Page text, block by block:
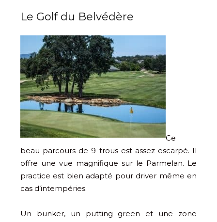
Le Golf du Belvédère
Ce
beau parcours de 9 trous est assez escarpé. Il
offre une vue magnifique sur le Parmelan. Le
practice est bien adapté pour driver même en
cas d’intempéries.
Un bunker, un putting green et une zone